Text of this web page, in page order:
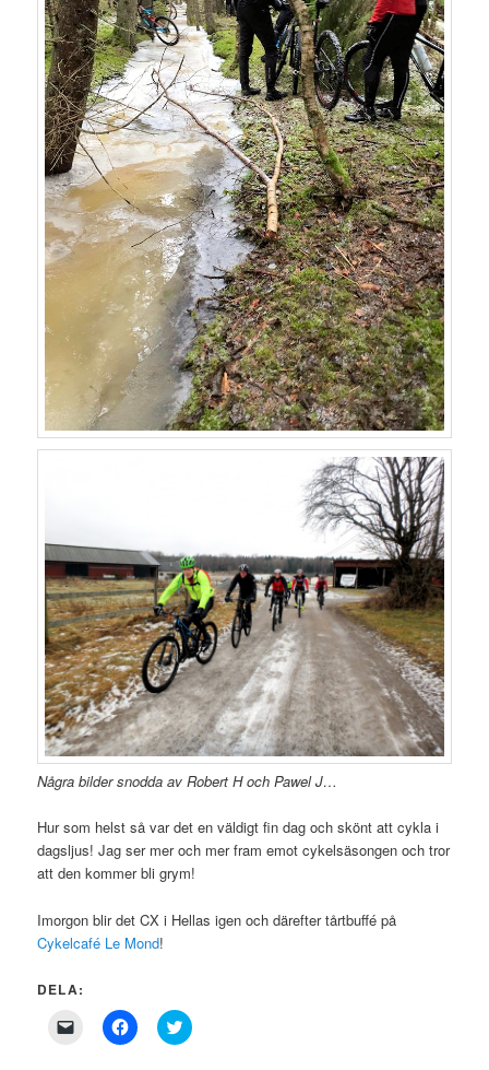
Några bilder snodda av Robert H och Pawel J…
Hur som helst så var det en väldigt fin dag och skönt att cykla i
dagsljus! Jag ser mer och mer fram emot cykelsäsongen och tror
att den kommer bli grym!
Imorgon blir det CX i Hellas igen och därefter tårtbuffé på
Cykelcafé Le Mond!
DELA:
Click
Click
to
Click
to